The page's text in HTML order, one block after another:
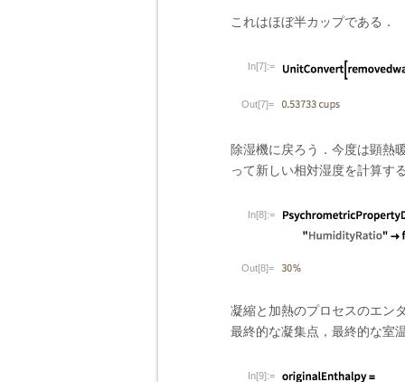
これはほぼ半カップである．
In[7]:=
Out[7]=
除湿機に戻ろう．今度は顕熱
って新しい相対湿度を計算す
In[8]:=
Out[8]=
凝縮と加熱のプロセスのエン
最終的な凝集点，最終的な室
In[9]:=